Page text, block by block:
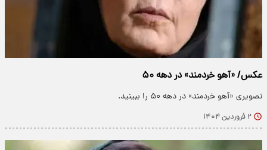
عکس/ «آهو خردمند» در دهه ۵۰
تصویری «آهو خردمند» در دهه ۵۰ را ببینید.
۲ فروردین ۱۴۰۴